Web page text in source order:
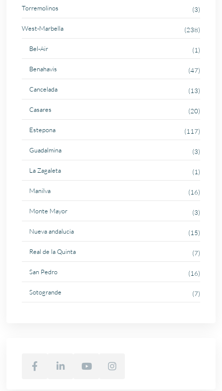
Torremolinos (3)
West-Marbella (238)
Bel-Air (1)
Benahavis (47)
Cancelada (13)
Casares (20)
Estepona (117)
Guadalmina (3)
La Zagaleta (1)
Manilva (16)
Monte Mayor (3)
Nueva andalucia (15)
Real de la Quinta (7)
San Pedro (16)
Sotogrande (7)